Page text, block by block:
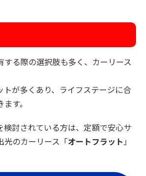
する際の選択肢も多く、カーリース
トが多くあり、ライフステージに合
す。
検討されている方は、定額で安心サ
光のカーリース「オートフラット 」